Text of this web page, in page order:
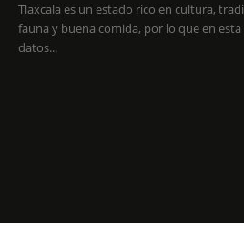
Tlaxcala es un estado rico en cultura,
fauna y buena comida, por lo que en
datos...